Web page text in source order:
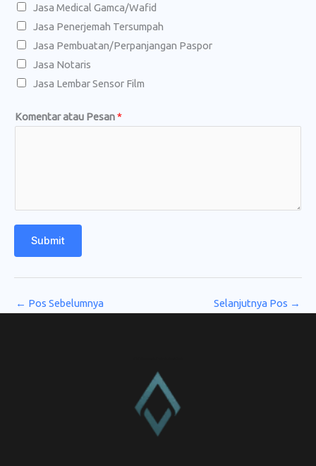
h
k
a
n
?
o
Jasa Medical Gamca/Wafid
Jasa Penerjemah Tersumpah
Jasa Pembuatan/Perpanjangan Paspor
Jasa Notaris
Jasa Lembar Sensor Film
Komentar atau Pesan*
Submit
← Pos Sebelumnya Selanjutnya Pos →